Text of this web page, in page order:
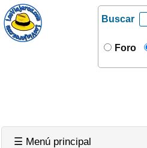
Buscar
Foro
☰ Menú principal